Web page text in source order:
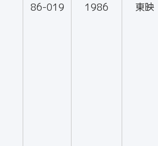
86-019 1986 東映